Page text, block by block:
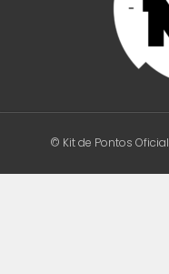
© Kit de Pontos Oficial